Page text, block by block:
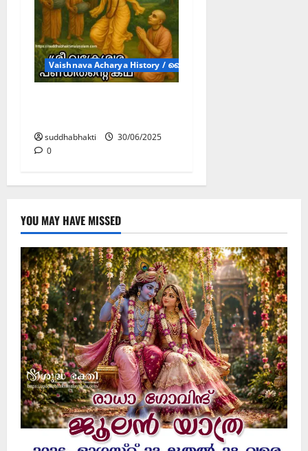
Vaishnava Acharya History / വൈഷ്ണവാചാര്യന്മാരുടെ ചരിത്രം
suddhabhakti
30/06/2025
0
YOU MAY HAVE MISSED